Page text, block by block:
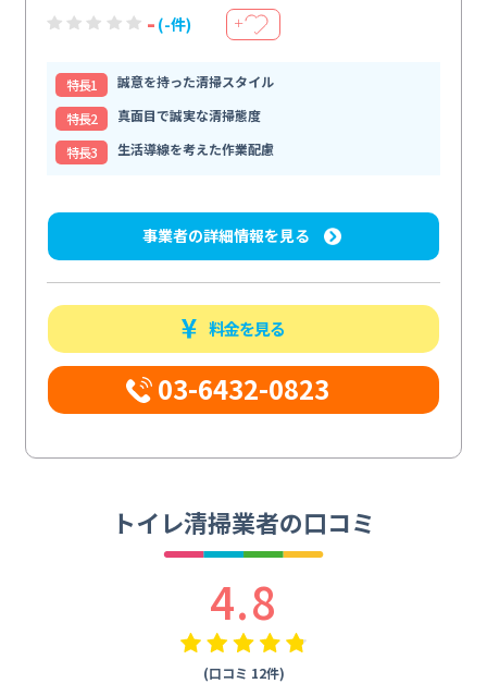
- (-件) ＋
特⻑1
誠意を持った清掃スタイル
特⻑2
真面目で誠実な清掃態度
特⻑3
生活導線を考えた作業配慮
事業者の詳細情報を見る
料金を見る
03-6432-0823
トイレ清掃業者の口コミ
4.8
(口コミ 12件)